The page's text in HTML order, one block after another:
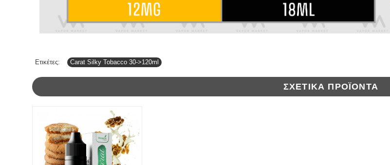
Ετικέτες: Carat Silky Tobacco 30->120ml
ΣΧΕΤΙΚΆ ΠΡΟΪΌΝΤΑ